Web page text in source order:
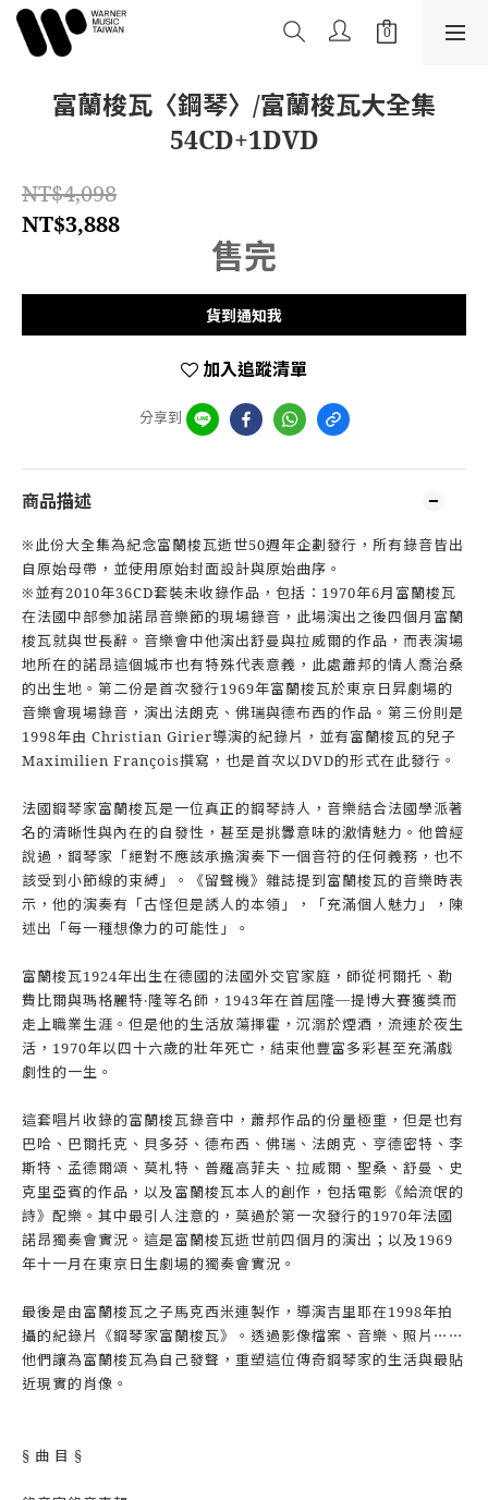
富蘭梭瓦〈鋼琴〉/富蘭梭瓦大全集
54CD+1DVD
NT$4,098
NT$3,888
售完
貨到通知我
加入追蹤清單
分享到
商品描述
※此份大全集為紀念富蘭梭瓦逝世50週年企劃發行，所有錄音皆出
自原始母帶，並使用原始封面設計與原始曲序。
※並有2010年36CD套裝未收錄作品，包括：1970年6月富蘭梭瓦
在法國中部參加諾昂音樂節的現場錄音，此場演出之後四個月富蘭
梭瓦就與世長辭。音樂會中他演出舒曼與拉威爾的作品，而表演場
地所在的諾昂這個城市也有特殊代表意義，此處蕭邦的情人喬治桑
的出生地。第二份是首次發行1969年富蘭梭瓦於東京日昇劇場的
音樂會現場錄音，演出法朗克、佛瑞與德布西的作品。第三份則是
1998年由 Christian Girier導演的紀錄片，並有富蘭梭瓦的兒子
Maximilien François撰寫，也是首次以DVD的形式在此發行。
法國鋼琴家富蘭梭瓦是一位真正的鋼琴詩人，音樂結合法國學派著
名的清晰性與內在的自發性，甚至是挑釁意味的激情魅力。他曾經
說過，鋼琴家「絕對不應該承擔演奏下一個音符的任何義務，也不
該受到小節線的束縛」。《留聲機》雜誌提到富蘭梭瓦的音樂時表
示，他的演奏有「古怪但是誘人的本領」，「充滿個人魅力」，陳
述出「每一種想像力的可能性」。
富蘭梭瓦1924年出生在德國的法國外交官家庭，師從柯爾托、勒
費比爾與瑪格麗特‧隆等名師，1943年在首屆隆─提博大賽獲獎而
走上職業生涯。但是他的生活放蕩揮霍，沉溺於煙酒，流連於夜生
活，1970年以四十六歲的壯年死亡，結束他豐富多彩甚至充滿戲
劇性的一生。
這套唱片收錄的富蘭梭瓦錄音中，蕭邦作品的份量極重，但是也有
巴哈、巴爾托克、貝多芬、德布西、佛瑞、法朗克、亨德密特、李
斯特、孟德爾頌、莫札特、普羅高菲夫、拉威爾、聖桑、舒曼、史
克里亞賓的作品，以及富蘭梭瓦本人的創作，包括電影《給流氓的
詩》配樂。其中最引人注意的，莫過於第一次發行的1970年法國
諾昂獨奏會實況。這是富蘭梭瓦逝世前四個月的演出；以及1969
年十一月在東京日生劇場的獨奏會實況。
最後是由富蘭梭瓦之子馬克西米連製作，導演吉里耶在1998年拍
攝的紀錄片《鋼琴家富蘭梭瓦》。透過影像檔案、音樂、照片⋯⋯
他們讓為富蘭梭瓦為自己發聲，重塑這位傳奇鋼琴家的生活與最貼
近現實的肖像。
§ 曲 目 §